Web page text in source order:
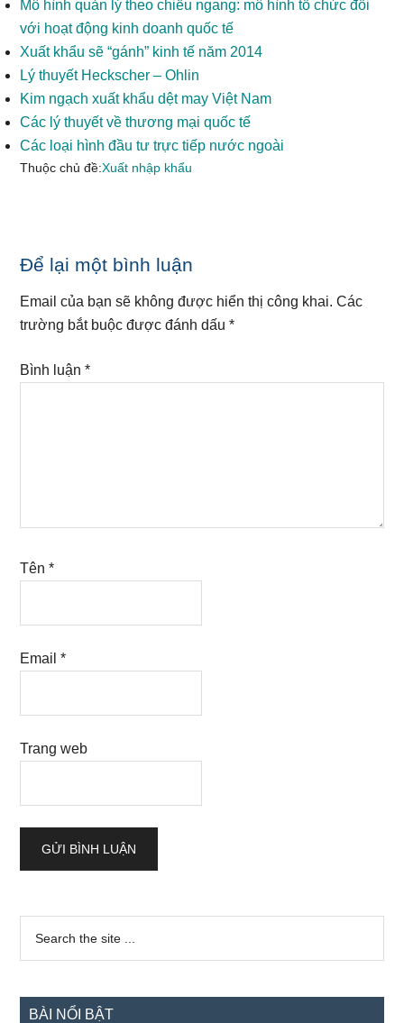
Mô hình quản lý theo chiều ngang: mô hình tổ chức đối
với hoạt động kinh doanh quốc tế
Xuất khẩu sẽ “gánh” kinh tế năm 2014
Lý thuyết Heckscher – Ohlin
Kim ngạch xuất khẩu dệt may Việt Nam
Các lý thuyết về thương mại quốc tế
Các loại hình đầu tư trực tiếp nước ngoài
Thuộc chủ đề:Xuất nhập khẩu
Reader
Interactions
Để lại một bình luận
Email của bạn sẽ không được hiển thị công khai. Các
trường bắt buộc được đánh dấu*
Bình luận*
Tên*
Email*
Trang web
Sidebar
chính
...
BÀI NỔI BẬT